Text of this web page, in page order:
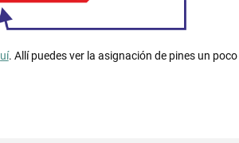
. Allí puedes ver la asignación de pines un poco